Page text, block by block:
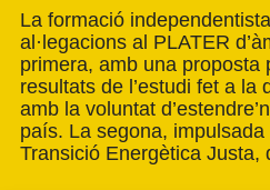
La formació
al·legacions al PLATER
primera, amb una proposta
resultats de l’estudi fet a la
amb la voluntat
país. La segona,
Transició Energètica Justa,